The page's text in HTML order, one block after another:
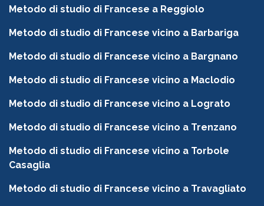
Metodo di studio di Francese a Reggiolo
Metodo di studio di Francese vicino a Barbariga
Metodo di studio di Francese vicino a Bargnano
Metodo di studio di Francese vicino a Maclodio
Metodo di studio di Francese vicino a Lograto
Metodo di studio di Francese vicino a Trenzano
Metodo di studio di Francese vicino a Torbole
Casaglia
Metodo di studio di Francese vicino a Travagliato